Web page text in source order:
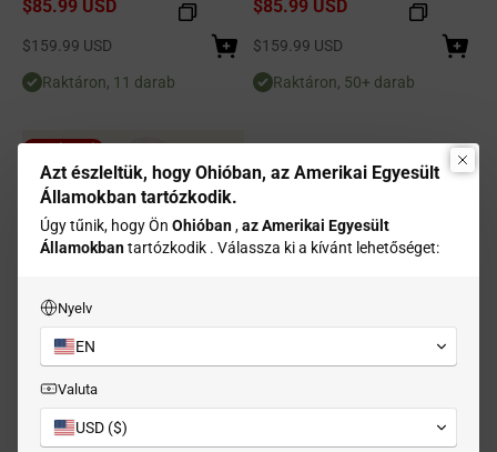
$85.99 USD
Eladási ár
$159.99 USD
Raktáron, 11 darab
$85.99 USD
Eladási ár
$159.99 USD
Raktáron, 50+ darab
Kütyük Hordozható konyhai
háromszoros szűréssel és 2
sebességes elszívóventilátorral -
🔥Évfordulós leárazás
KÓD:
Azt észleltük, hogy Ohióban, az Amerikai Egyesült
Államokban tartózkodik.
Úgy tűnik, hogy Ön Ohióban,az Amerikai Egyesült
Államokbantartózkodik . Válassza ki a kívánt lehetőséget:
Nyelv
EN
Valuta
USD ($)